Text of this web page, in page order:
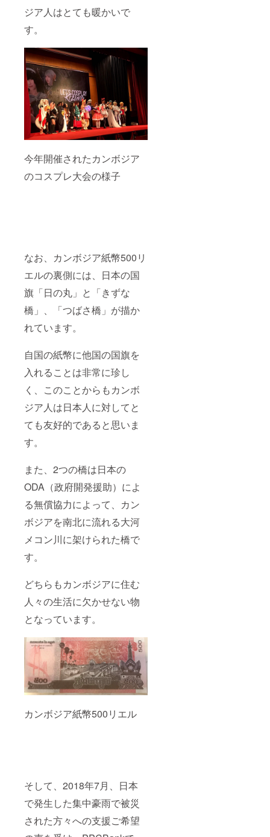
ジア人はとても暖かいで
す。
今年開催されたカンボジア
のコスプレ大会の様子
なお、カンボジア紙幣500リ
エルの裏側には、日本の国
旗「日の丸」と「きずな
橋」、「つばさ橋」が描か
れています。
自国の紙幣に他国の国旗を
入れることは非常に珍し
く、このことからもカンボ
ジア人は日本人に対してと
ても友好的であると思いま
す。
また、2つの橋は日本の
ODA（政府開発援助）によ
る無償協力によって、カン
ボジアを南北に流れる大河
メコン川に架けられた橋で
す。
どちらもカンボジアに住む
人々の生活に欠かせない物
となっています。
カンボジア紙幣500リエル
そして、2018年7月、日本
で発生した集中豪雨で被災
された方々への支援ご希望